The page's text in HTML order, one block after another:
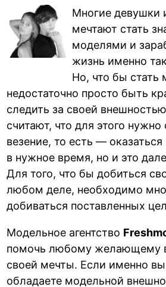
Многие
мечтают стать
моделями и
жизнь именно
Но, что бы стать
недостаточно просто быть
следить за своей
считают, что для этого
везение, то есть —
в нужное время, но и это
Для того, что бы добиться
любом деле, необходимо
добиваться поставленных
Модельное агентство
помочь любому желающему
своей мечты. Если именно вы
обладаете модельной